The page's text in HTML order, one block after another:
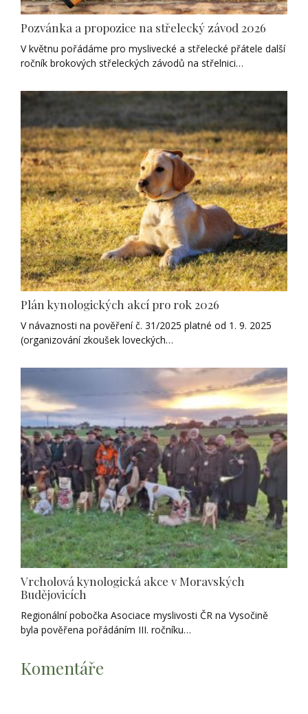
Pozvánka a propozice na střelecký závod 2026
V květnu pořádáme pro myslivecké a střelecké přátele další
ročník brokových střeleckých závodů na střelnici…
Plán kynologických akcí pro rok 2026
V návaznosti na pověření č. 31/2025 platné od 1. 9. 2025
(organizování zkoušek loveckých…
Vrcholová kynologická akce v Moravských
Budějovicích
Regionální pobočka Asociace myslivosti ČR na Vysočině
byla pověřena pořádáním III. ročníku…
Komentáře